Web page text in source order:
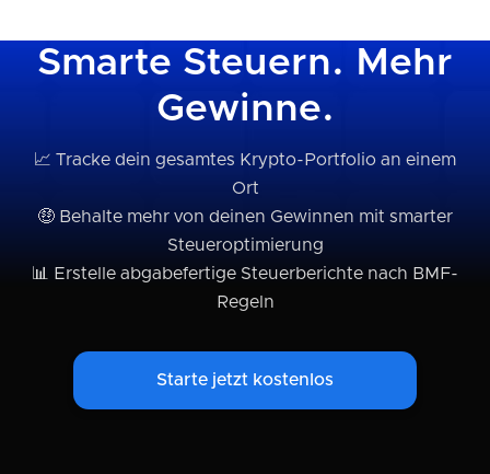
Smarte Steuern. Mehr
Gewinne.
📈 Tracke dein gesamtes Krypto-Portfolio an einem
Ort
🤑 Behalte mehr von deinen Gewinnen mit smarter
Steueroptimierung
📊 Erstelle abgabefertige Steuerberichte nach BMF-
Regeln
Starte jetzt kostenlos